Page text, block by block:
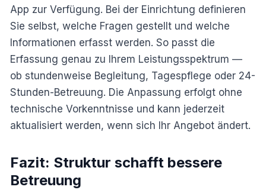
App zur Verfügung. Bei der Einrichtung definieren
Sie selbst, welche Fragen gestellt und welche
Informationen erfasst werden. So passt die
Erfassung genau zu Ihrem Leistungsspektrum —
ob stundenweise Begleitung, Tagespflege oder 24-
Stunden-Betreuung. Die Anpassung erfolgt ohne
technische Vorkenntnisse und kann jederzeit
aktualisiert werden, wenn sich Ihr Angebot ändert.
Fazit: Struktur schafft bessere
Betreuung